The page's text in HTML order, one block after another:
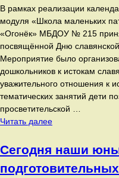
«Я-
исследователь»
среди
дошкольников
и
младших
школьников.
В рамках реализации
модуля «Школа маленьких
«Огонёк» МБДОУ № 215
посвящённой Дню
Мероприятие было
дошкольников к истокам
уважительного отношения к
тематических занятий дети
просветительской …
Читать далееВ
реализации
плана
Сегодня наши